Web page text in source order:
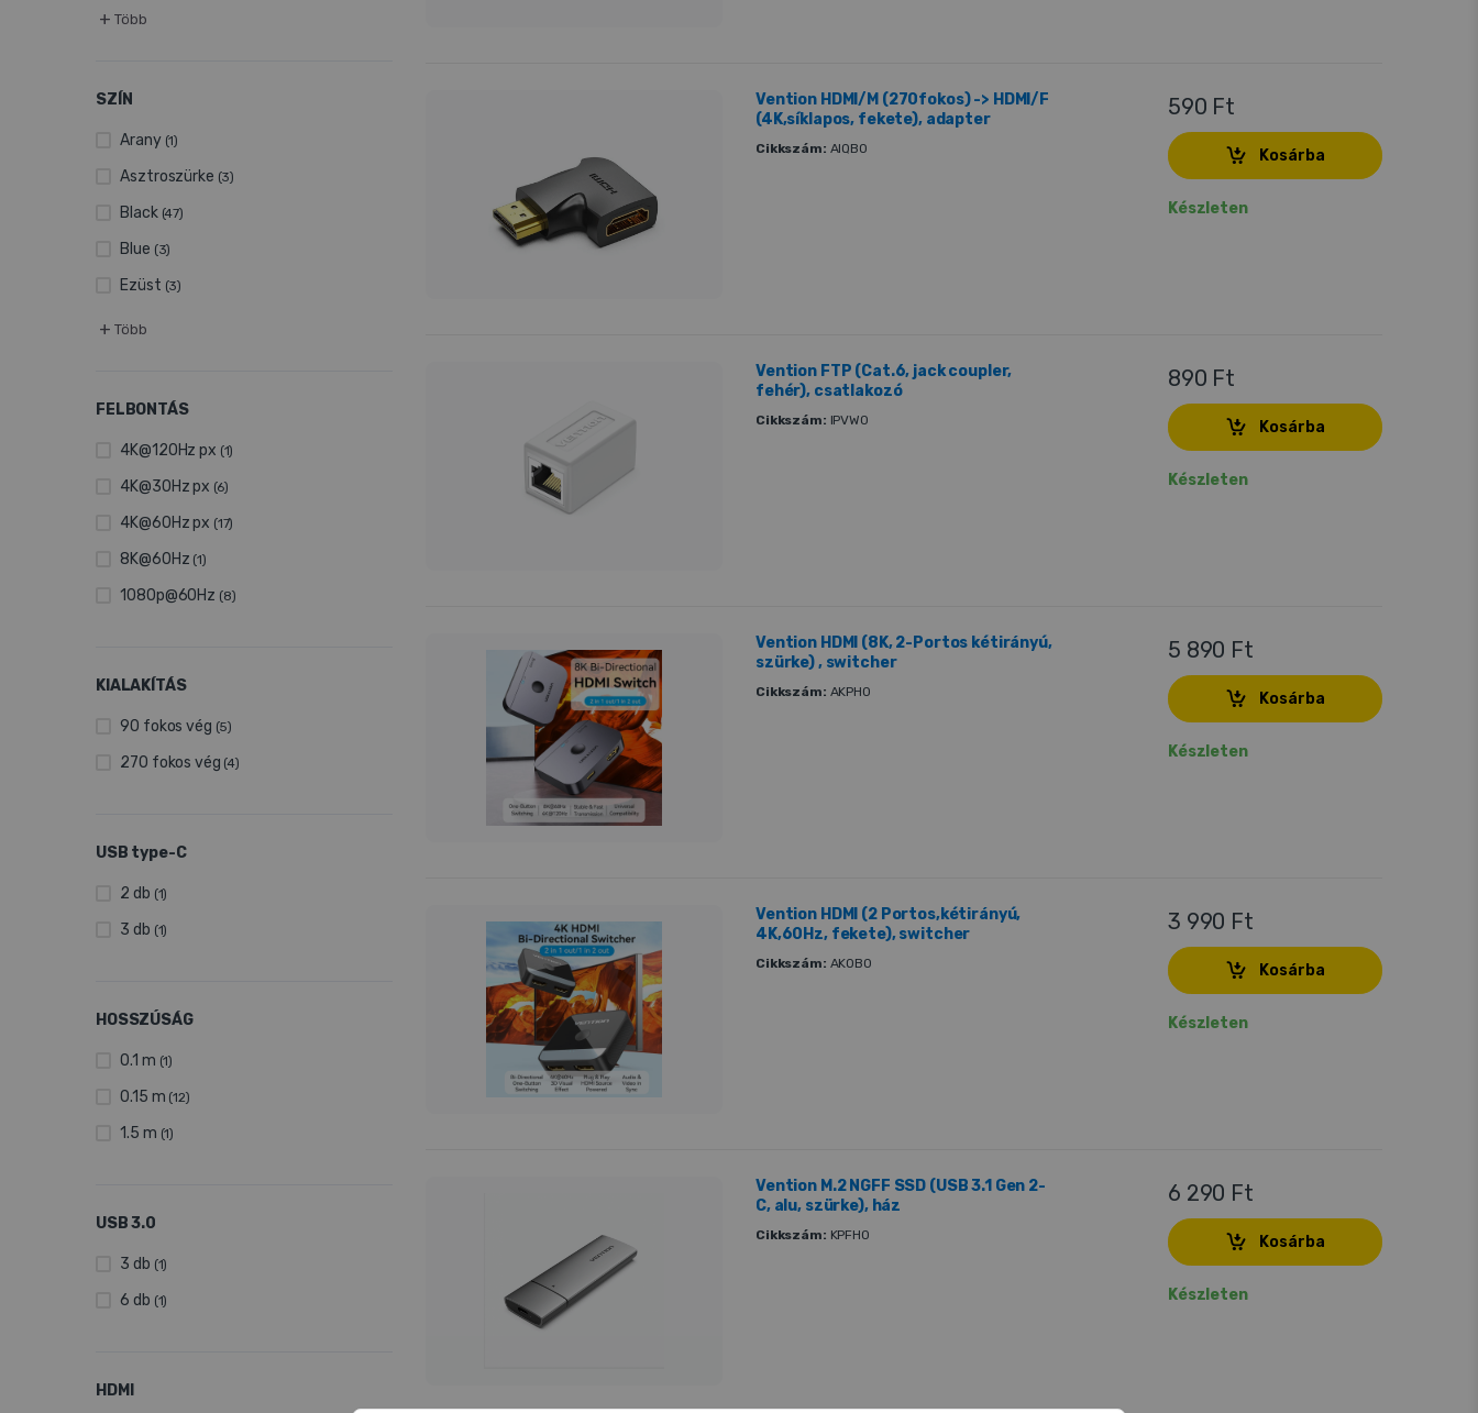
+ Több
SZÍN
Arany (1)
Asztroszürke (3)
Black (47)
Blue (3)
Ezüst (3)
+ Több
FELBONTÁS
4K@120Hz px (1)
4K@30Hz px (6)
4K@60Hz px (17)
8K@60Hz (1)
1080p@60Hz (8)
KIALAKÍTÁS
90 fokos vég (5)
270 fokos vég (4)
USB type-C
2 db (1)
3 db (1)
HOSSZÚSÁG
0.1 m (1)
0.15 m (12)
1.5 m (1)
USB 3.0
3 db (1)
6 db (1)
HDMI
Vention HDMI/M (270fokos) -> HDMI/F
(4K,síklapos, fekete), adapter
Cikkszám: AIQB0
590 Ft
Kosárba
Készleten
Vention FTP (Cat.6, jack coupler,
fehér), csatlakozó
Cikkszám: IPVW0
890 Ft
Kosárba
Készleten
Vention HDMI (8K, 2-Portos kétirányú,
szürke) , switcher
Cikkszám: AKPH0
5 890 Ft
Kosárba
Készleten
Vention HDMI (2 Portos,kétirányú,
4K,60Hz, fekete), switcher
Cikkszám: AKOB0
3 990 Ft
Kosárba
Készleten
Vention M.2 NGFF SSD (USB 3.1 Gen 2-
C, alu, szürke), ház
Cikkszám: KPFH0
6 290 Ft
Kosárba
Készleten